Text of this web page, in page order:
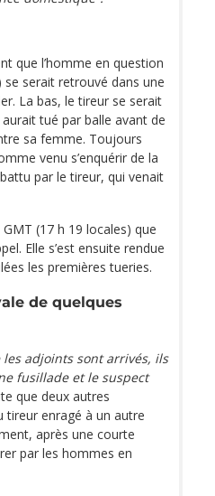
que l’homme en question
serait retrouvé dans une
La bas, le tireur se serait
tué par balle avant de
sa femme. Toujours
venu s’enquérir de la
par le tireur, qui venait
(17 h 19 locales) que
Elle s’est ensuite rendue
les premières tueries.
de quelques
les adjoints sont arrivés, ils
fusillade et le suspect
que deux autres
tireur enragé à un autre
après une courte
par les hommes en